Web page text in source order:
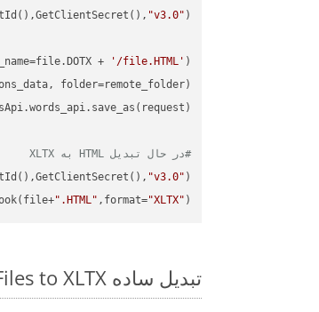
"v3.0"
+ '/file.HTML' )
folder=remote_folder)
#در حال تبدیل HTML به XLTX
"v3.0" )
".HTML" ,format="XLTX" )
تبدیل ساده DOTX Files to XLTX روی Python SDK